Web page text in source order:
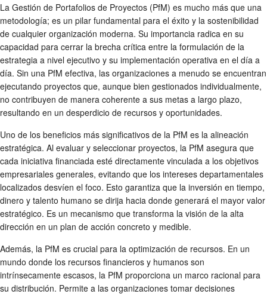
La Gestión de Portafolios de Proyectos (PfM) es mucho más que una
metodología; es un pilar fundamental para el éxito y la sostenibilidad
de cualquier organización moderna. Su importancia radica en su
capacidad para cerrar la brecha crítica entre la formulación de la
estrategia a nivel ejecutivo y su implementación operativa en el día a
día. Sin una PfM efectiva, las organizaciones a menudo se encuentran
ejecutando proyectos que, aunque bien gestionados individualmente,
no contribuyen de manera coherente a sus metas a largo plazo,
resultando en un desperdicio de recursos y oportunidades.
Uno de los beneficios más significativos de la PfM es la alineación
estratégica. Al evaluar y seleccionar proyectos, la PfM asegura que
cada iniciativa financiada esté directamente vinculada a los objetivos
empresariales generales, evitando que los intereses departamentales
localizados desvíen el foco. Esto garantiza que la inversión en tiempo,
dinero y talento humano se dirija hacia donde generará el mayor valor
estratégico. Es un mecanismo que transforma la visión de la alta
dirección en un plan de acción concreto y medible.
Además, la PfM es crucial para la optimización de recursos. En un
mundo donde los recursos financieros y humanos son
intrínsecamente escasos, la PfM proporciona un marco racional para
su distribución. Permite a las organizaciones tomar decisiones